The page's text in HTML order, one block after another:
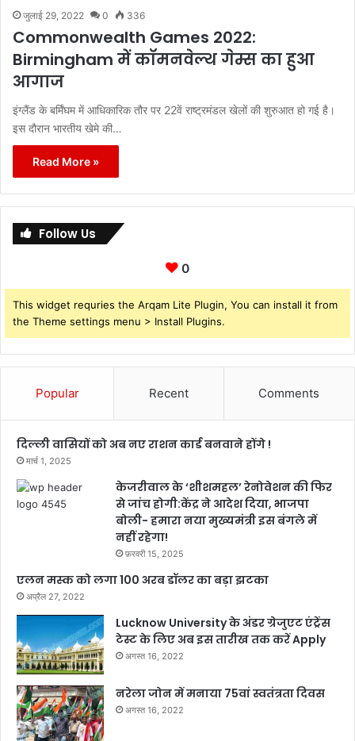
जुलाई 29, 2022 0 336
Commonwealth Games 2022:
Birmingham में कॉमनवेल्थ गेम्स का हुआ
आगाज
इंग्लैंड के बर्मिंघम में आधिकारिक तौर पर 22वें राष्ट्रमंडल खेलों की शुरुआत हो गई है।
इस दौरान भारतीय खेमे की…
Read More »
Follow Us
0
This widget requries the Arqam Lite Plugin, You can install it from
the Theme settings menu > Install Plugins.
Popular Recent Comments
दिल्ली वासियों को अब नए राशन कार्ड बनवाने होंगे !
मार्च 1, 2025
केजरीवाल के ‘शीशमहल’ रेनोवेशन की फिर
से जांच होगी:केंद्र ने आदेश दिया, भाजपा
बोली- हमारा नया मुख्यमंत्री इस बंगले में
नहीं रहेगा!
फ़रवरी 15, 2025
एलन मस्क को लगा 100 अरब डॉलर का बड़ा झटका
अप्रैल 27, 2022
Lucknow University के अंडर ग्रेजुएट एंट्रेंस
टेस्ट के लिए अब इस तारीख तक करें Apply
अगस्त 16, 2022
नरेला जोन में मनाया 75वां स्वतंत्रता दिवस
अगस्त 16, 2022